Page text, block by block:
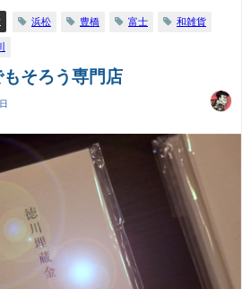
浜松 豊橋 富士 和雑貨
そろう専門店